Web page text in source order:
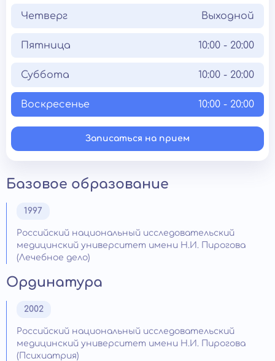
Четверг Выходной
Пятница 10:00 - 20:00
Суббота 10:00 - 20:00
Воскресенье 10:00 - 20:00
Записаться на прием
Базовое образование
1997
Российский национальный исследовательский
медицинский университет имени Н.И. Пирогова
(Лечебное дело)
Ординатура
2002
Российский национальный исследовательский
медицинский университет имени Н.И. Пирогова
(Психиатрия)